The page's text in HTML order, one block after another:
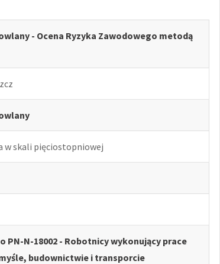
- Ocena Ryzyka Zawodowego metodą
w skali pięciostopniowej
PN-N-18002 - Robotnicy wykonujący prace
budownictwie i transporcie